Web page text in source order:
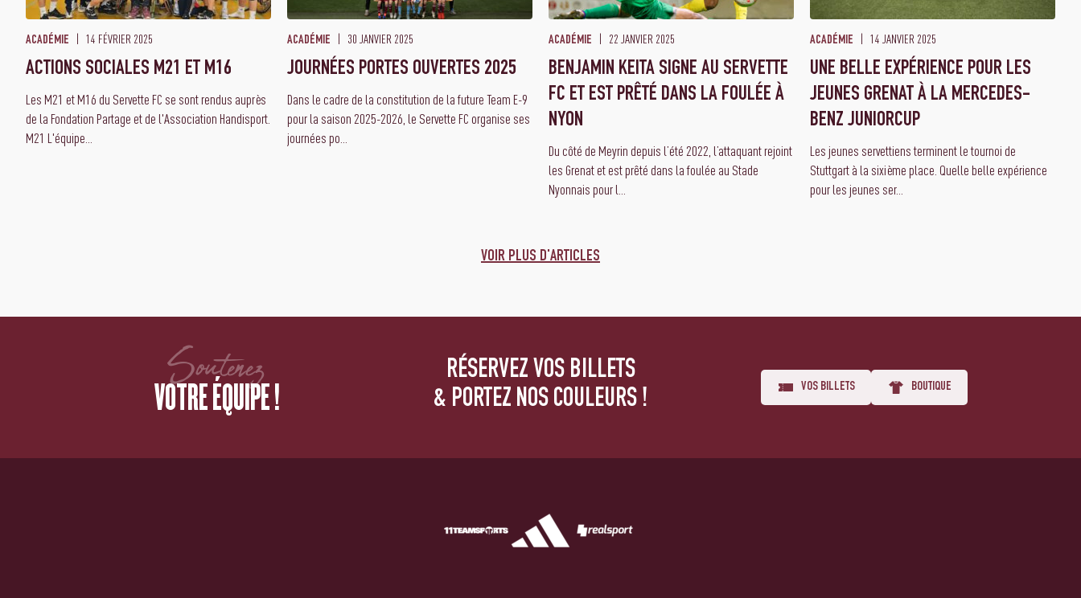
ACADÉMIE 14 FÉVRIER 2025
ACTIONS SOCIALES M21 ET M16
Les M21 et M16 du Servette FC se sont rendus auprès
de la Fondation Partage et de l'Association Handisport.
M21 L'équipe...
ACADÉMIE 30 JANVIER 2025
JOURNÉES PORTES OUVERTES 2025
Dans le cadre de la constitution de la future Team E-9
pour la saison 2025-2026, le Servette FC organise ses
journées po...
ACADÉMIE 22 JANVIER 2025
BENJAMIN KEITA SIGNE AU SERVETTE
FC ET EST PRÊTÉ DANS LA FOULÉE À
NYON
Du côté de Meyrin depuis l’été 2022, l’attaquant rejoint
les Grenat et est prêté dans la foulée au Stade
Nyonnais pour l...
ACADÉMIE 14 JANVIER 2025
UNE BELLE EXPÉRIENCE POUR LES
JEUNES GRENAT À LA MERCEDES-
BENZ JUNIORCUP
Les jeunes servettiens terminent le tournoi de
Stuttgart à la sixième place. Quelle belle expérience
pour les jeunes ser...
VOIR PLUS D'ARTICLES
Soutenez
VOTRE ÉQUIPE !
RÉSERVEZ VOS BILLETS
& PORTEZ NOS COULEURS !
VOS BILLETS BOUTIQUE